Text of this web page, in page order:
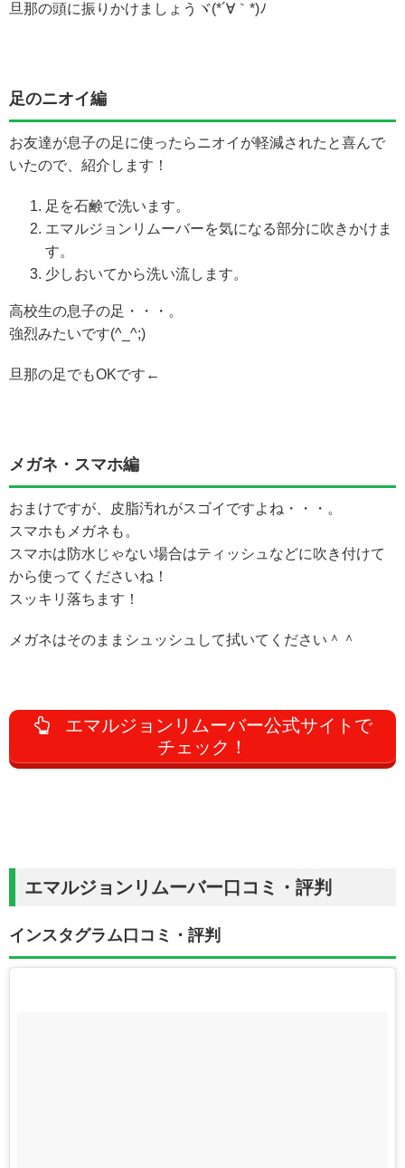
旦那の頭に振りかけましょうヾ(*´∀｀*)ﾉ
足のニオイ編
お友達が息子の足に使ったらニオイが軽減されたと喜んで
いたので、紹介します！
足を石鹸で洗います。
エマルジョンリムーバーを気になる部分に吹きかけま
す。
少しおいてから洗い流します。
高校生の息子の足・・・。
強烈みたいです(^_^;)
旦那の足でもOKです←
メガネ・スマホ編
おまけですが、皮脂汚れがスゴイですよね・・・。
スマホもメガネも。
スマホは防水じゃない場合はティッシュなどに吹き付けて
から使ってくださいね！
スッキリ落ちます！
メガネはそのままシュッシュして拭いてください＾＾
エマルジョンリムーバー公式サイトで
チェック！
エマルジョンリムーバー口コミ・評判
インスタグラム口コミ・評判